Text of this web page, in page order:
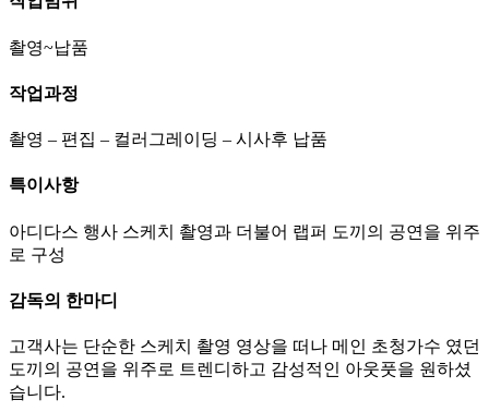
촬영~납품
작업과정
촬영 – 편집 – 컬러그레이딩 – 시사후 납품
특이사항
아디다스 행사 스케치 촬영과 더불어 랩퍼 도끼의 공연을 위주
로 구성
감독의 한마디
고객사는 단순한 스케치 촬영 영상을 떠나 메인 초청가수 였던
도끼의 공연을 위주로 트렌디하고 감성적인 아웃풋을 원하셨
습니다.